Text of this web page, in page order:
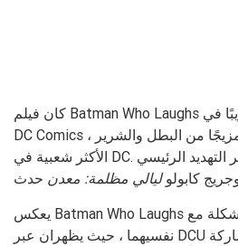
كان فيلم Batman Who Laughs مبالغًا فيه على الفور تقريبًا في
DC Comics ، نظرًا لحقيقة أنه كان مزيجًا من البطل والشرير
الأكثر شعبية في DC. شكّل اندماج باتمان / جوكر التهديد الرئيسي
كابولوليالي مظلمة: معدن
يعكس Batman Who Laughs المشكلة مع Batman و Joker
نفسيهما ، حيث يظهران عبر DCU ويتم إجبارهما على المشاركة